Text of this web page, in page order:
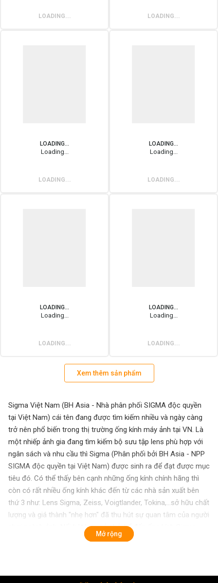
LOADING... LOADING...
LOADING...
Loading...
LOADING...
LOADING...
Loading...
LOADING...
LOADING...
Loading...
LOADING...
LOADING...
Loading...
LOADING...
Xem thêm sản phẩm
Sigma Việt Nam (BH Asia - Nhà phân phối SIGMA độc quyền
tại Việt Nam) cái tên đang được tìm kiếm nhiều và ngày càng
trở nên phổ biến trong thị trường ống kính máy ảnh tại VN. Là
một nhiếp ảnh gia đang tìm kiếm bộ sưu tập lens phù hợp với
ngân sách và nhu cầu thì Sigma (Phân phối bởi BH Asia - NPP
SIGMA độc quyền tại Việt Nam) được sinh ra để đạt được mục
tiêu đó. Có thể thấy bên cạnh những ống kính chính hãng thì
còn có rất nhiều ống kính khác đến từ các nhà sản xuất bên
thứ 3 như: Lens Sigma, Zeiss, Voigtlander, Tokina,...sở hữu chất
lượng và giá thành "nhẹ hơn" đã thu hút sự quan tâm của người
chơi ngành ảnh. Nổi bật hơn cả phải kể đến ống kính Sigma -
Với độ phủ sản phẩm rộng rãi toàn cầu, có chất lượng vượt
Sigma Việt Nam (BH Asia - Nhà phân phối SIGMA độc quyền
Mở rộng